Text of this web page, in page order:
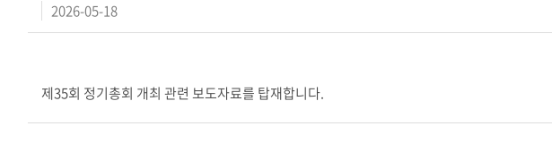
2026-05-18
제35회 정기총회 개최 관련 보도자료를 탑재합니다.